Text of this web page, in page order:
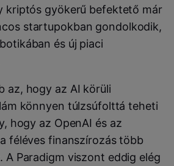
kriptós gyökerű befektető már
startupokban gondolkodik,
és új piaci
az, hogy az AI körüli
könnyen túlzsúfolttá teheti
hogy az OpenAI és az
féléves finanszírozás több
Paradigm viszont eddig elég